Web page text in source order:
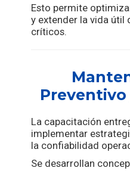
Esto permite
y extender la vida útil
críticos.
La capacitación
implementar
la confiabilidad
Se desarrollan